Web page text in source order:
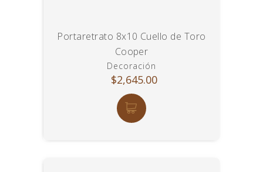
Portaretrato 8x10 Cuello de Toro
Cooper
Decoración
$2,645.00